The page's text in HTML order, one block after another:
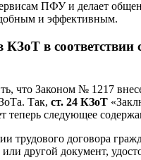
ПФУ и делает
и эффективным.
КЗоТ в
что Законом № 1217
Так, ст. 24 КЗоТ
теперь следующее
трудового договора
или другой документ,